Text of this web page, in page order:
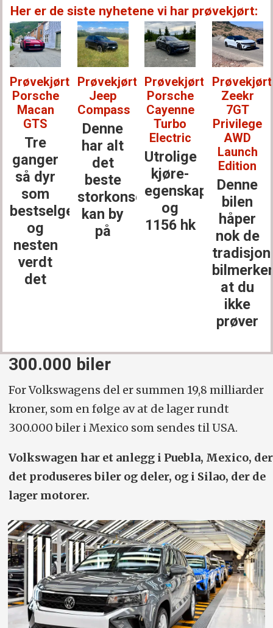
Her er de siste nyhetene vi har prøvekjørt:
Prøvekjørt:
Porsche
Macan
GTS
Tre
ganger
så dyr
som
bestselgerne
og
nesten
verdt
det
Prøvekjørt:
Jeep
Compass
Denne
har alt
det
beste
storkonsernet
kan by
på
Prøvekjørt:
Porsche
Cayenne
Turbo
Electric
Utrolige
kjøre­
egenskaper
og
1156 hk
Zeekr
7GT
Privilege
AWD
Launch
Edition
Denne
bilen
håper
nok de
at du
ikke
prøver
300.000 biler
For Volkswagens del er summen 19,8 milliarder
kroner, som en følge av at de lager rundt
300.000 biler i Mexico som sendes til USA.
Volkswagen har et anlegg i Puebla, Mexico, der
det produseres biler og deler, og i Silao, der de
lager motorer.